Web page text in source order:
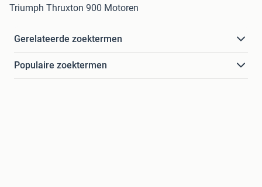
Triumph Thruxton 900 Motoren
Gerelateerde zoektermen
Populaire zoektermen